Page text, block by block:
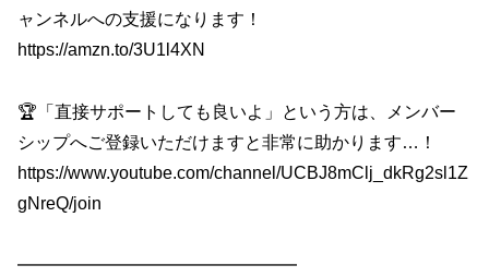
ャンネルへの支援になります！
https://amzn.to/3U1l4XN
🏆「直接サポートしても良いよ」という方は、メンバー
シップへご登録いただけますと非常に助かります…！
https://www.youtube.com/channel/UCBJ8mClj_dkRg2sl1Z
gNreQ/join
━━━━━━━━━━━━━━━━